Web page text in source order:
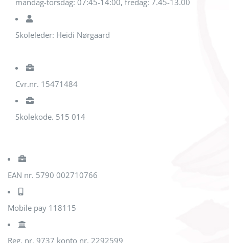
mandag-torsdag: 07:45-14:00, fredag: 7.45-13.00
Skoleleder: Heidi Nørgaard
Cvr.nr. 15471484
Skolekode. 515 014
EAN nr. 5790 002710766
Mobile pay 118115
Reg. nr. 9737 konto nr. 2292599